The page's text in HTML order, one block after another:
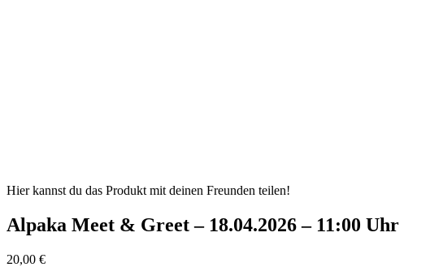
Hier kannst du das Produkt mit deinen Freunden teilen!
Alpaka Meet & Greet – 18.04.2026 – 11:00 Uhr
20,00 €